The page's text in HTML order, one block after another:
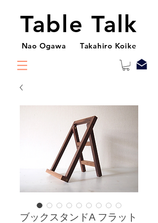
Table Talk
Nao Ogawa Takahiro Koike
ブックスタンドA フラット